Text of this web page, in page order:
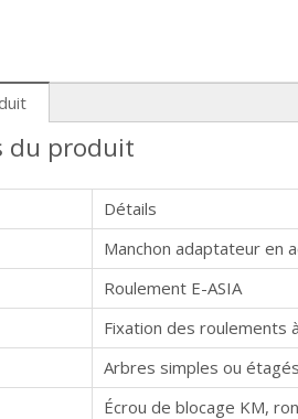
du produit
Détails
Manchon adaptateur en
Roulement E-ASIA
Fixation des roulements
Arbres simples ou étagés
Écrou de blocage KM,